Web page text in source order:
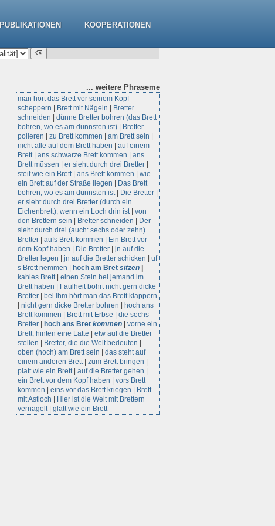
PUBLIKATIONEN KOOPERATIONEN
... weitere Phraseme
man hört das Brett vor seinem Kopf
scheppern
Brett mit Nägeln
Bretter
schneiden
dünne Bretter bohren (das Brett
bohren, wo es am dünnsten ist)
Bretter
polieren
zu Brett kommen am Brett sein
nicht alle auf dem Brett haben
auf einem
Brett| ans schwarze Brett kommen
ans
Brett müssen
er sieht durch drei Bretter
steif wie ein Brett| ans Brett kommen
wie
ein Brett auf der Straße liegen
Das Brett
bohren, wo es am dünnsten ist| Die Bretter
er sieht durch drei Bretter (durch ein
Eichenbrett), wenn ein Loch drin ist| von
den Brettern sein
Bretter schneiden
Der
sieht durch drei (auch: sechs oder zehn)
Bretter
aufs Brett kommen
Ein Brett vor
dem Kopf haben
Die Bretter
jn auf die
Bretter legen
jn auf die Bretter schicken
uf
s Brett nemmen
hoch am Bret sitzen
kahles Brett| einen Stein bei jemand im
Brett haben
Faulheit bohrt nicht gern dicke
Bretter
bei ihm hört man das Brett klappern
nicht gern dicke Bretter bohren
hoch ans
Brett kommen
Brett mit Erbse
die sechs
Bretter
hoch ans Bret kommen
vorne ein
Brett, hinten eine Latte
etw auf die Bretter
stellen
Bretter, die die Welt bedeuten
oben (hoch) am Brett sein
das steht auf
einem anderen Brett| zum Brett bringen
platt wie ein Brett| auf die Bretter gehen
ein Brett vor dem Kopf haben
vors Brett
kommen
eins vor das Brett kriegen
Brett
mit Astloch
Hier ist die Welt mit Brettern
vernagelt| glatt wie ein Brett